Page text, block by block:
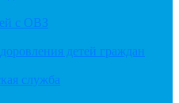
с ОВЗ
детей граждан
служба